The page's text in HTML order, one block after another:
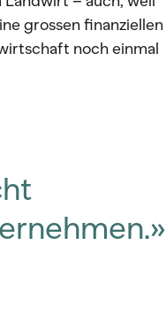
grossen finanziellen
noch einmal